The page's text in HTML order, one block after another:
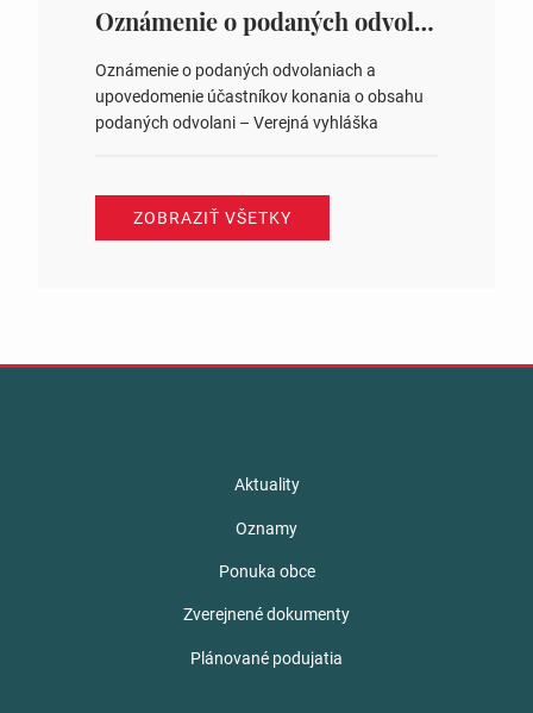
ysledky.html
Oznámenie o podaných odvolaniach a upovedomenie účastníkov konania o obsahu podaných odvolani – Verejná vyhláška
Oznámenie o podaných odvolaniach a
upovedomenie účastníkov konania o obsahu
podaných odvolani – Verejná vyhláška
ZOBRAZIŤ VŠETKY
Aktuality
Oznamy
Ponuka obce
Zverejnené dokumenty
Plánované podujatia